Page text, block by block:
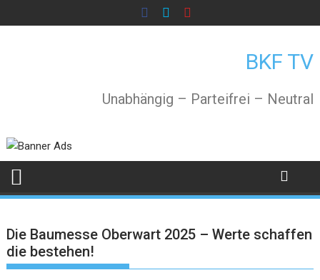
to
BKF TV
Unabhängig – Parteifrei – Neutral
Die Baumesse Oberwart 2025 – Werte schaffen
die bestehen!